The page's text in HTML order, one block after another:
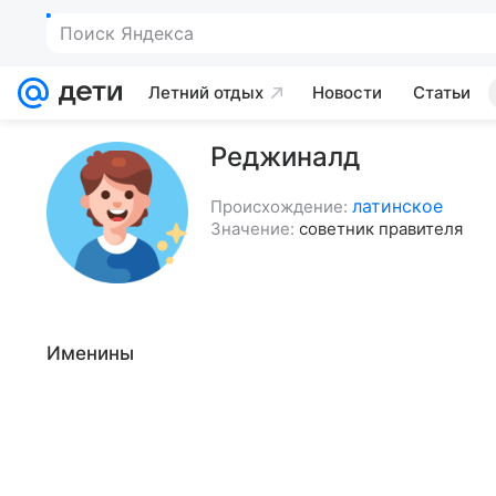
Поиск Яндекса
Летний отдых Новости Статьи
Реджиналд
Происхождение: латинское
Значение: советник правителя
Именины